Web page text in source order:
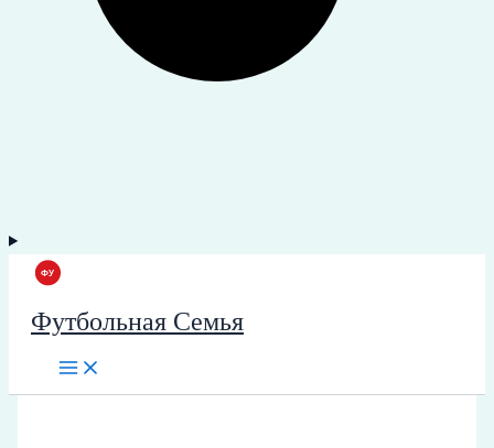
Футбольная Семья